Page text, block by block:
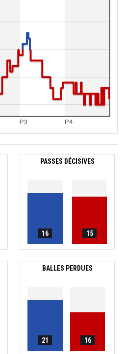
P3 P4
PASSES DÉCISIVES
16 15
BALLES PERDUES
21 16